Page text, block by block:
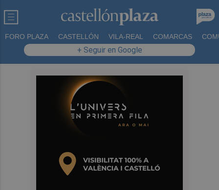
FORO PLAZA CASTELLÓN VILA-REAL COMARCAS
+ Seguir en Google